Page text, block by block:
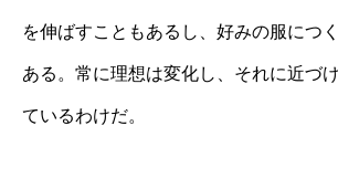
を伸ばすこともあるし、好みの服につ
ある。常に理想は変化し、それに近づ
ているわけだ。